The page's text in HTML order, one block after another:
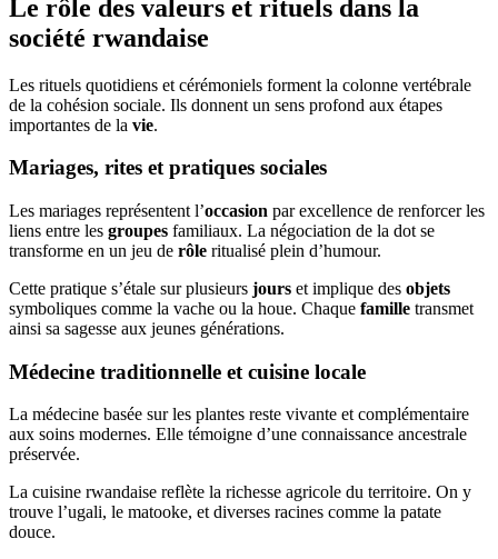
Le rôle des valeurs et rituels dans la
société rwandaise
Les rituels quotidiens et cérémoniels forment la colonne vertébrale
de la cohésion sociale. Ils donnent un sens profond aux étapes
importantes de la vie.
Mariages, rites et pratiques sociales
Les mariages représentent l’occasion par excellence de renforcer les
liens entre les groupes familiaux. La négociation de la dot se
transforme en un jeu de rôle ritualisé plein d’humour.
Cette pratique s’étale sur plusieurs jours et implique des objets
symboliques comme la vache ou la houe. Chaque famille transmet
ainsi sa sagesse aux jeunes générations.
Médecine traditionnelle et cuisine locale
La médecine basée sur les plantes reste vivante et complémentaire
aux soins modernes. Elle témoigne d’une connaissance ancestrale
préservée.
La cuisine rwandaise reflète la richesse agricole du territoire. On y
trouve l’ugali, le matooke, et diverses racines comme la patate
douce.